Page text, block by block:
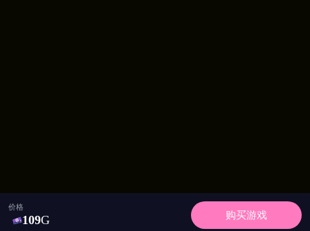
【背景构建·沉浸世界】
价格
109G 购买游戏